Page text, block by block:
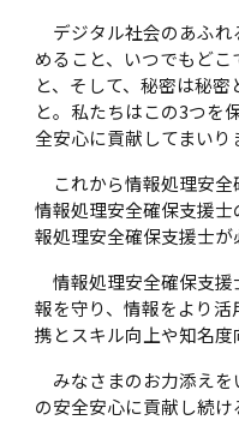
デジタル社会のあふれ
めること、いつでもど
と、そして、秘密は秘
と。私たちはこの3つを
全安心に貢献してまいり
これから情報処理安全
情報処理安全確保支援
報処理安全確保支援士が
情報処理安全確保支援
報を守り、情報をより
携とスキル向上や知名度
みなさまのお力添えを
の安全安心に貢献し続け